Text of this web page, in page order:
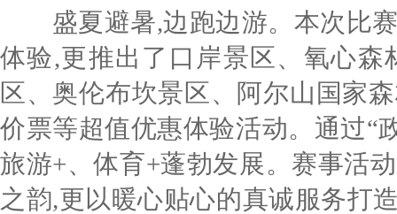
盛夏避暑,边跑边游。本次比
体验,更推出了 口岸景区、氧心森
区、奥伦布坎景区、阿尔山国家
价票等超值优惠体验活动。通过“
旅游+、体育+蓬勃发展。赛事活
之韵,更以暖心贴心的真诚服务打